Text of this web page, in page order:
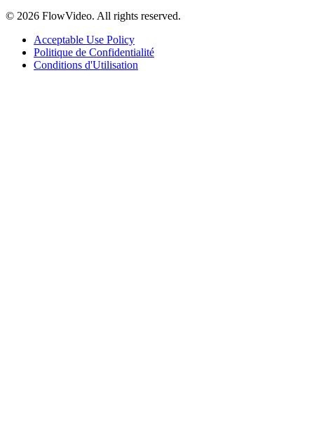
© 2026 FlowVideo. All rights reserved.
Acceptable Use Policy
Politique de Confidentialité
Conditions d'Utilisation